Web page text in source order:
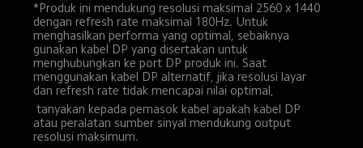
*Produk ini mendukung resolusi maksimal 2560 x 1440
dengan refresh rate maksimal 180Hz. Untuk
menghasilkan performa yang optimal, sebaiknya
gunakan kabel DP yang disertakan untuk
menghubungkan ke port DP produk ini. Saat
menggunakan kabel DP alternatif, jika resolusi layar
dan refresh rate tidak mencapai nilai optimal,
tanyakan kepada pemasok kabel apakah kabel DP
atau peralatan sumber sinyal mendukung output
resolusi maksimum.